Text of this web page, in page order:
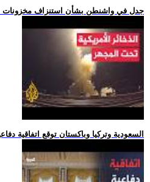
.. جدل في واشنطن بشأن استنزاف مخزونات
.. السعودية وتركيا وباكستان توقع اتفاقية